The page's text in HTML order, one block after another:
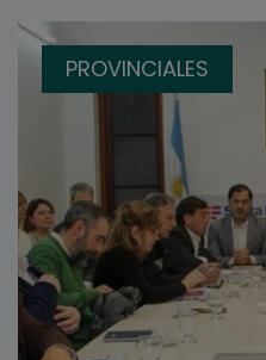
PROVINCIALES